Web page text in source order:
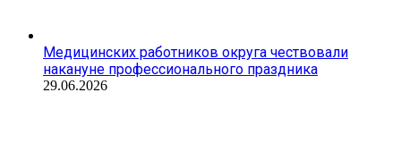
Медицинских работников округа чествовали
накануне профессионального праздника
29.06.2026